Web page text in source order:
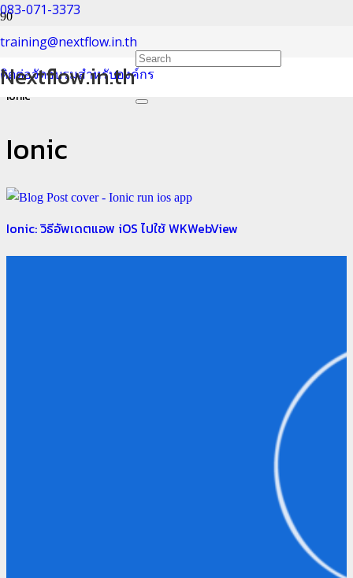
083-071-3373
training@nextflow.in.th
ติดต่อจัดอบรมสำหรับองค์กร
Nextflow.in.th
Ionic
Home
Ionic
Ionic
Ionic: วิธีอัพเดตแอพ iOS ไปใช้ WKWebView